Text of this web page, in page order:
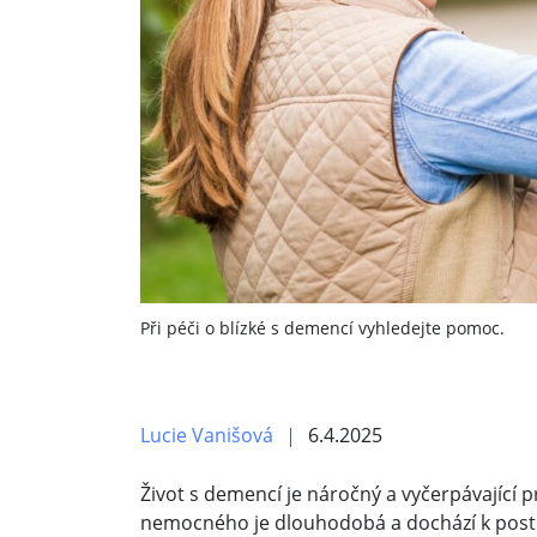
Při péči o blízké s demencí vyhledejte pomoc.
Lucie Vanišová 6.4.2025
Život s demencí je náročný a vyčerpávající
nemocného je dlouhodobá a dochází k